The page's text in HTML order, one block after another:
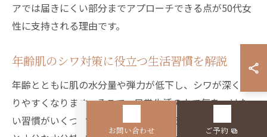
アでは届きにくい部分までアプローチできる点が50代女
性に支持される理由です。
年齢肌のシワ対策に役立つ生活習慣を解説
年齢とともに肌の水分量や弾力が低下し、シワが深くな
りやすくなります。そこで、日常生活の中で気をつけた
い習慣がいくつかあります。まず、バランスの良い食事
お問い合わせ ご予約